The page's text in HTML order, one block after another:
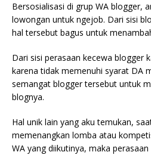
Bersosialisasi di grup WA blogger,
lowongan untuk ngejob. Dari sisi
hal tersebut bagus untuk
Dari sisi perasaan kecewa blogger
karena tidak memenuhi syarat DA
semangat blogger tersebut untuk
blognya.
Hal unik lain yang aku temukan,
memenangkan lomba atau
WA yang diikutinya, maka